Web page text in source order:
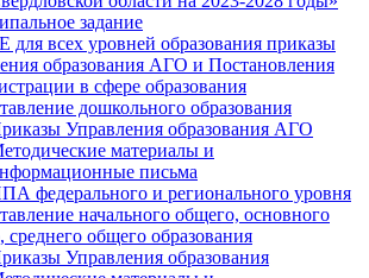
задание
всех уровней образования приказы
образования АГО и Постановления
в сфере образования
дошкольного образования
Управления образования АГО
материалы и
письма
федерального и регионального уровня
начального общего, основного
среднего общего образования
Управления образования